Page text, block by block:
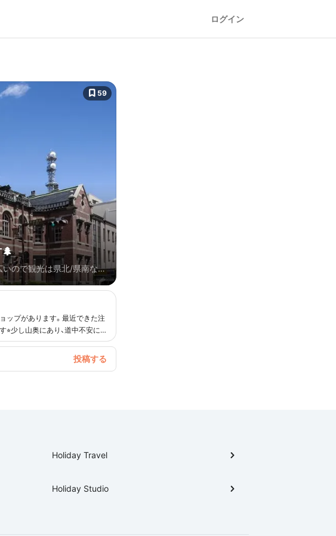
ログイン
59
🌲
ので観光は県北/県南など
に、田舎ならではの過ごし
ップがあります。最近できた注
少し山奥にあり、道中不安にな
思います。
Holiday Travel
Holiday Studio